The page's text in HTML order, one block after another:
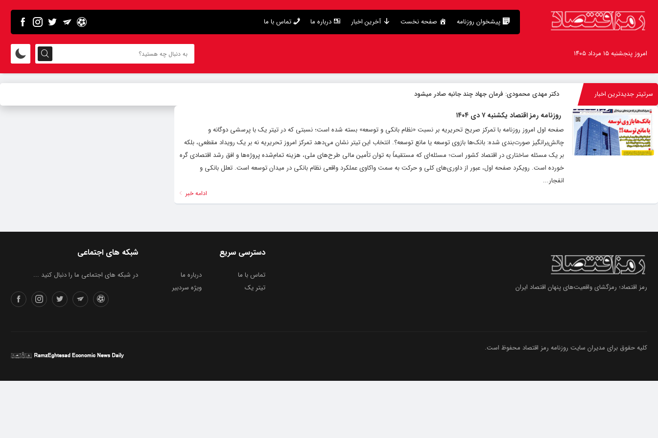
پیشخوان روزنامه صفحه نخست آخرین اخبار درباره ما تماس با ما
امروز پنجشنبه ۱۵ مرداد ۱۴۰۵
سرتیتر جدیدترین اخبار دکتر مهدى محمودى: فرمان جهاد چند جانبه صادر میشود
روزنامه رمز اقتصاد یکشنبه ۷ دی ۱۴۰۴
صفحه اول امروز روزنامه با تمرکز صریح تحریریه بر نسبت «نظام بانکی و توسعه» بسته شده است؛ نسبتی که در تیتر یک با پرسشی دوگانه و
چالش‌برانگیز صورت‌بندی شده: بانک‌ها بازوی توسعه یا مانع توسعه؟. انتخاب این تیتر نشان می‌دهد تمرکز امروز تحریریه نه بر یک رویداد مقطعی، بلکه
بر یک مسئله ساختاری در اقتصاد کشور است؛ مسئله‌ای که مستقیماً به توان تأمین مالی طرح‌های ملی، هزینه تمام‌شده پروژه‌ها و افق رشد اقتصادی گره
خورده است. رویکرد صفحه اول، عبور از داوری‌های کلی و حرکت به سمت واکاوی عملکرد واقعی نظام بانکی در میدان توسعه است. تعلل بانکی و
انفجار...
ادامه خبر
رمز اقتصاد؛ رمزگشای واقعیت‌های پنهان اقتصاد ایران
شبکه های اجتماعی
در شبکه های اجتماعی ما را دنبال کنید ...
دسترسی سریع
تماس با ما
درباره ما
تیتر یک
ویژه سردبیر
کلیه حقوق برای مدیران سایت روزنامه رمز اقتصاد محفوظ است.